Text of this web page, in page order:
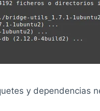
y dependencias